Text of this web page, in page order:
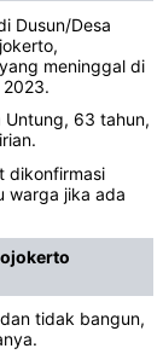
Dusun/Desa
meninggal di
2023.
Untung, 63 tahun,
dikonfirmasi
warga jika ada
tidak bangun,